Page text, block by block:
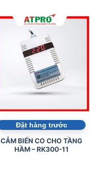
Đặt hàng trước
CẢM BIẾN CO CHO TẦNG
HẦM – RK300-11